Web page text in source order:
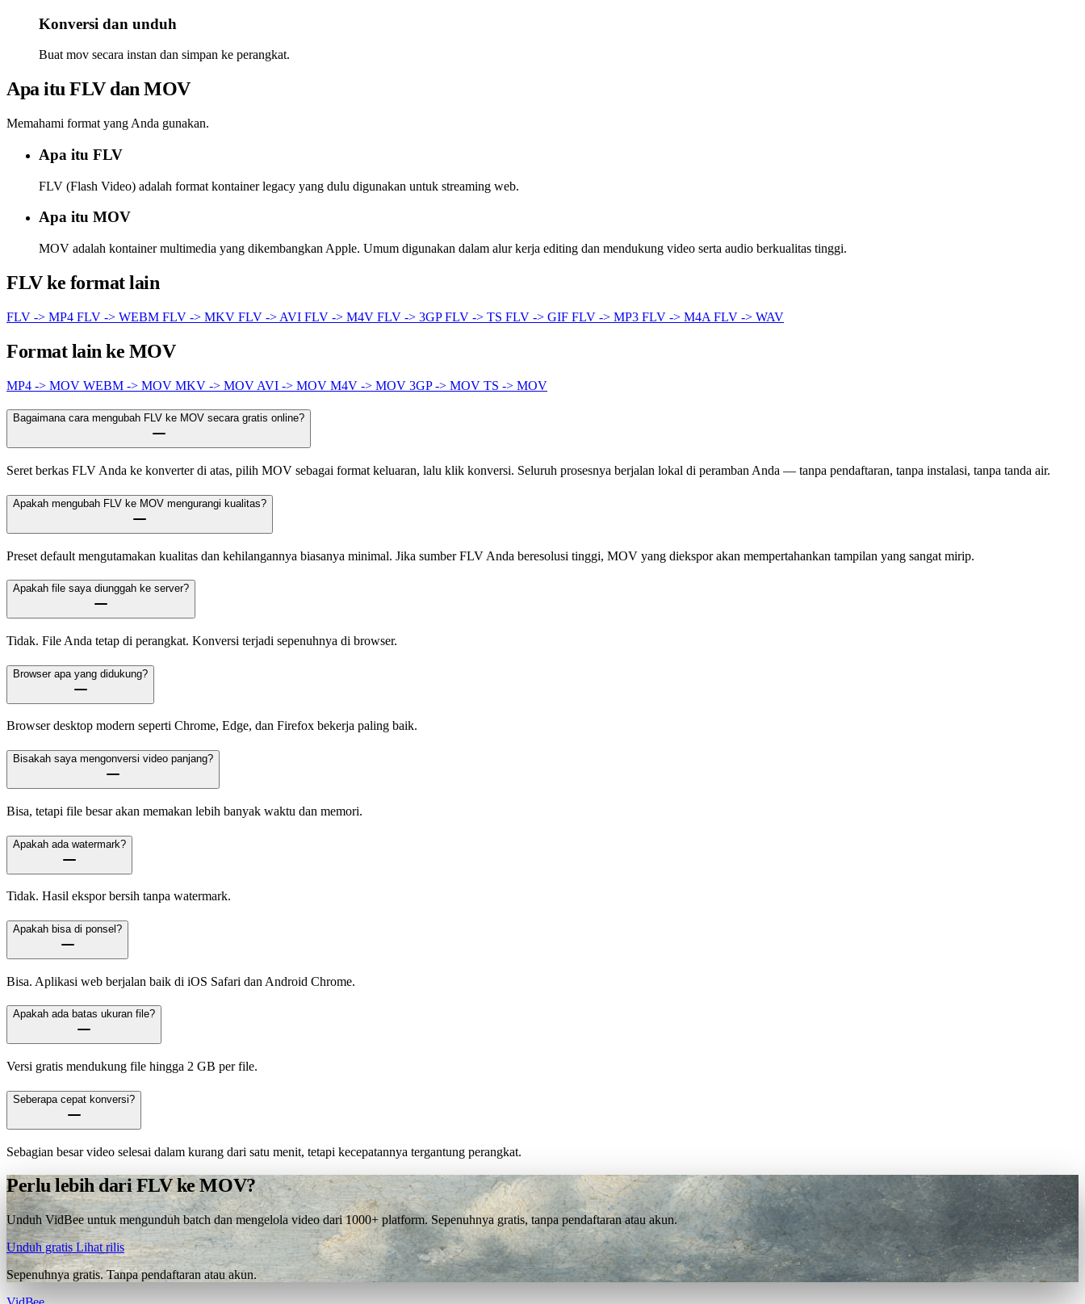
Konversi dan unduh
Buat mov secara instan dan simpan ke perangkat.
Apa itu FLV dan MOV
Memahami format yang Anda gunakan.
Apa itu FLV
FLV (Flash Video) adalah format kontainer legacy yang dulu digunakan untuk streaming web.
Apa itu MOV
MOV adalah kontainer multimedia yang dikembangkan Apple. Umum digunakan dalam alur kerja editing dan mendukung video serta audio berkualitas tinggi.
FLV ke format lain
FLV -> MP4 FLV -> WEBM FLV -> MKV FLV -> AVI FLV -> M4V FLV -> 3GPFLV -> TS FLV -> GIF FLV -> MP3 FLV -> M4A FLV -> WAV
Format lain ke MOV
MP4 -> MOV WEBM -> MOV MKV -> MOV AVI -> MOV M4V -> MOV 3GP -> MOV TS -> MOV
Bagaimana cara mengubah FLV ke MOV secara gratis online?
Seret berkas FLV Anda ke konverter di atas, pilih MOV sebagai format keluaran, lalu klik konversi. Seluruh prosesnya berjalan lokal di peramban Anda — tanpa pendaftaran, tanpa instalasi, tanpa tanda air.
Apakah mengubah FLV ke MOV mengurangi kualitas?
Preset default mengutamakan kualitas dan kehilangannya biasanya minimal. Jika sumber FLV Anda beresolusi tinggi, MOV yang diekspor akan mempertahankan tampilan yang sangat mirip.
Apakah file saya diunggah ke server?
Tidak. File Anda tetap di perangkat. Konversi terjadi sepenuhnya di browser.
Browser apa yang didukung?
Browser desktop modern seperti Chrome, Edge, dan Firefox bekerja paling baik.
Bisakah saya mengonversi video panjang?
Bisa, tetapi file besar akan memakan lebih banyak waktu dan memori.
Apakah ada watermark?
Tidak. Hasil ekspor bersih tanpa watermark.
Apakah bisa di ponsel?
Bisa. Aplikasi web berjalan baik di iOS Safari dan Android Chrome.
Apakah ada batas ukuran file?
Versi gratis mendukung file hingga 2 GB per file.
Seberapa cepat konversi?
Sebagian besar video selesai dalam kurang dari satu menit, tetapi kecepatannya tergantung perangkat.
Perlu lebih dari FLV ke MOV?
Unduh VidBee untuk mengunduh batch dan mengelola video dari 1000+ platform. Sepenuhnya gratis, tanpa pendaftaran atau akun.
Unduh gratis Lihat rilis
Sepenuhnya gratis. Tanpa pendaftaran atau akun.